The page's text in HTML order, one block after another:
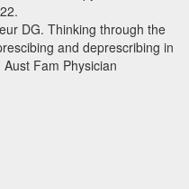
DG. Thinking through the
and deprescribing in
Fam Physician